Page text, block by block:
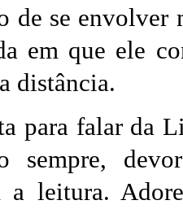
de se envolver
em que ele
distância.
para falar da
sempre,
a leitura.